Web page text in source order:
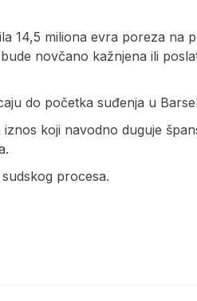
14,5 miliona evra poreza na
novčano kažnjena ili
do početka suđenja u
koji navodno duguje
procesa.